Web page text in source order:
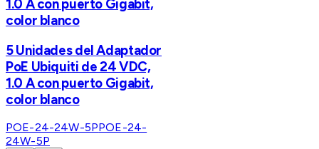
1.0 A con puerto Gigabit,
color blanco
5 Unidades del Adaptador
PoE Ubiquiti de 24 VDC,
1.0 A con puerto Gigabit,
color blanco
POE-24-24W-5PPOE-24-
24W-5P